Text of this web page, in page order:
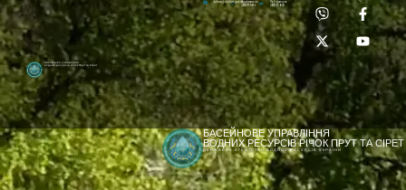
[newyear_garland]
Басейнове управління
водних ресурсів річок Прут та Сірет
Лабораторія:
(0372) 53-92-00
dpbuvr@dpbuvr.gov.uaПриймальня:
(0372) 51-14-56
БАСЕЙНОВЕ УПРАВЛІННЯ
ВОДНИХ РЕСУРСІВ РІЧОК ПРУТ ТА СІРЕТ
ДЕРЖАВНЕ АГЕНТСТВО ВОДНИХ РЕСУРСІВ УКРАЇНИ